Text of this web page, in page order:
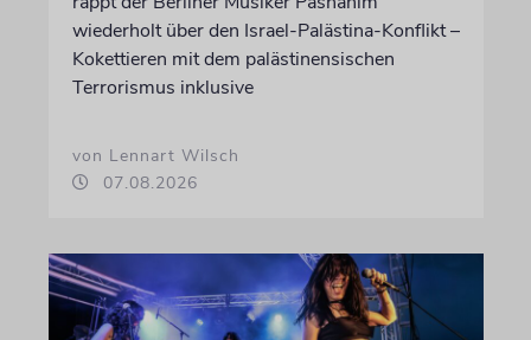
wiederholt über den Israel-Palästina-Konflikt –
Kokettieren mit dem palästinensischen
Terrorismus inklusive
von Lennart Wilsch
07.08.2026